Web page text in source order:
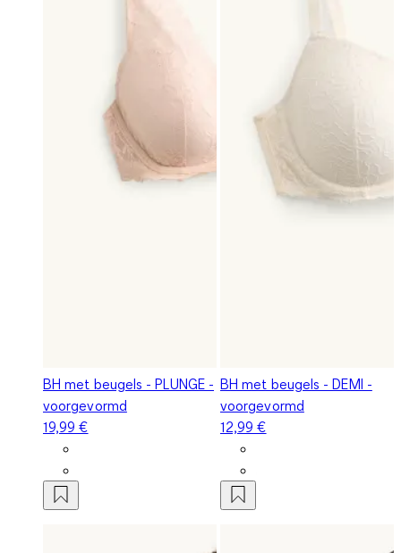
BH met beugels - PLUNGE -
voorgevormd
19,99 €
BH met beugels - DEMI -
voorgevormd
12,99 €